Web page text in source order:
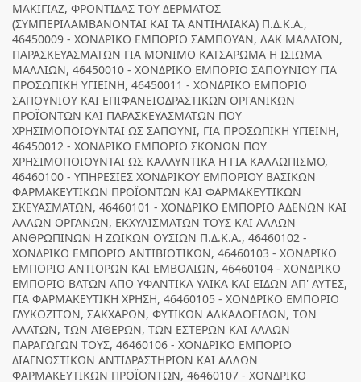
ΜΑΚΙΓΙΑΖ, ΦΡΟΝΤΙΔΑΣ ΤΟΥ ΔΕΡΜΑΤΟΣ
(ΣΥΜΠΕΡΙΛΑΜΒΑΝΟΝΤΑΙ ΚΑΙ ΤΑ ΑΝΤΙΗΛΙΑΚΑ) Π.Δ.Κ.Α.,
46450009 - ΧΟΝΔΡΙΚΟ ΕΜΠΟΡΙΟ ΣΑΜΠΟΥΑΝ, ΛΑΚ ΜΑΛΛΙΩΝ,
ΠΑΡΑΣΚΕΥΑΣΜΑΤΩΝ ΓΙΑ ΜΟΝΙΜΟ ΚΑΤΣΑΡΩΜΑ Η ΙΣΙΩΜΑ
ΜΑΛΛΙΩΝ, 46450010 - ΧΟΝΔΡΙΚΟ ΕΜΠΟΡΙΟ ΣΑΠΟΥΝΙΟΥ ΓΙΑ
ΠΡΟΣΩΠΙΚΗ ΥΓΙΕΙΝΗ, 46450011 - ΧΟΝΔΡΙΚΟ ΕΜΠΟΡΙΟ
ΣΑΠΟΥΝΙΟΥ ΚΑΙ ΕΠΙΦΑΝΕΙΟΔΡΑΣΤΙΚΩΝ ΟΡΓΑΝΙΚΩΝ
ΠΡΟΪΟΝΤΩΝ ΚΑΙ ΠΑΡΑΣΚΕΥΑΣΜΑΤΩΝ ΠΟΥ
ΧΡΗΣΙΜΟΠΟΙΟΥΝΤΑΙ ΩΣ ΣΑΠΟΥΝΙ, ΓΙΑ ΠΡΟΣΩΠΙΚΗ ΥΓΙΕΙΝΗ,
46450012 - ΧΟΝΔΡΙΚΟ ΕΜΠΟΡΙΟ ΣΚΟΝΩΝ ΠΟΥ
ΧΡΗΣΙΜΟΠΟΙΟΥΝΤΑΙ ΩΣ ΚΑΛΛΥΝΤΙΚΑ Η ΓΙΑ ΚΑΛΛΩΠΙΣΜΟ,
46460100 - ΥΠΗΡΕΣΙΕΣ ΧΟΝΔΡΙΚΟΥ ΕΜΠΟΡΙΟΥ ΒΑΣΙΚΩΝ
ΦΑΡΜΑΚΕΥΤΙΚΩΝ ΠΡΟΪΟΝΤΩΝ ΚΑΙ ΦΑΡΜΑΚΕΥΤΙΚΩΝ
ΣΚΕΥΑΣΜΑΤΩΝ, 46460101 - ΧΟΝΔΡΙΚΟ ΕΜΠΟΡΙΟ ΑΔΕΝΩΝ ΚΑΙ
ΑΛΛΩΝ ΟΡΓΑΝΩΝ, ΕΚΧΥΛΙΣΜΑΤΩΝ ΤΟΥΣ ΚΑΙ ΑΛΛΩΝ
ΑΝΘΡΩΠΙΝΩΝ Η ΖΩΙΚΩΝ ΟΥΣΙΩΝ Π.Δ.Κ.Α., 46460102 -
ΧΟΝΔΡΙΚΟ ΕΜΠΟΡΙΟ ΑΝΤΙΒΙΟΤΙΚΩΝ, 46460103 - ΧΟΝΔΡΙΚΟ
ΕΜΠΟΡΙΟ ΑΝΤΙΟΡΩΝ ΚΑΙ ΕΜΒΟΛΙΩΝ, 46460104 - ΧΟΝΔΡΙΚΟ
ΕΜΠΟΡΙΟ ΒΑΤΩΝ ΑΠΟ ΥΦΑΝΤΙΚΑ ΥΛΙΚΑ ΚΑΙ ΕΙΔΩΝ ΑΠ' ΑΥΤΕΣ,
ΓΙΑ ΦΑΡΜΑΚΕΥΤΙΚΗ ΧΡΗΣΗ, 46460105 - ΧΟΝΔΡΙΚΟ ΕΜΠΟΡΙΟ
ΓΛΥΚΟΖΙΤΩΝ, ΣΑΚΧΑΡΩΝ, ΦΥΤΙΚΩΝ ΑΛΚΑΛΟΕΙΔΩΝ, ΤΩΝ
ΑΛΑΤΩΝ, ΤΩΝ ΑΙΘΕΡΩΝ, ΤΩΝ ΕΣΤΕΡΩΝ ΚΑΙ ΑΛΛΩΝ
ΠΑΡΑΓΩΓΩΝ ΤΟΥΣ, 46460106 - ΧΟΝΔΡΙΚΟ ΕΜΠΟΡΙΟ
ΔΙΑΓΝΩΣΤΙΚΩΝ ΑΝΤΙΔΡΑΣΤΗΡΙΩΝ ΚΑΙ ΑΛΛΩΝ
ΦΑΡΜΑΚΕΥΤΙΚΩΝ ΠΡΟΪΟΝΤΩΝ, 46460107 - ΧΟΝΔΡΙΚΟ